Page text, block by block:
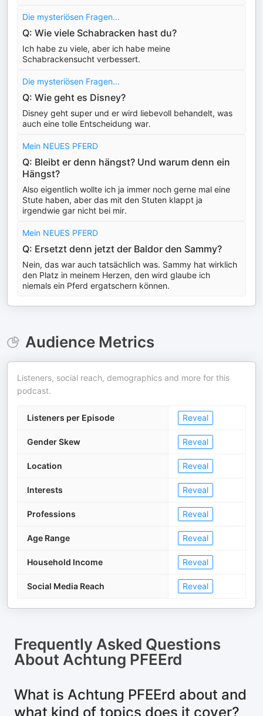
Die mysteriösen Fragen...
Q: Wie viele Schabracken hast du?
Ich habe zu viele, aber ich habe meine
Schabrackensucht verbessert.
Die mysteriösen Fragen...
Q: Wie geht es Disney?
Disney geht super und er wird liebevoll behandelt, was
auch eine tolle Entscheidung war.
Mein NEUES PFERD
Q: Bleibt er denn hängst? Und warum denn ein
Hängst?
Also eigentlich wollte ich ja immer noch gerne mal eine
Stute haben, aber das mit den Stuten klappt ja
irgendwie gar nicht bei mir.
Mein NEUES PFERD
Q: Ersetzt denn jetzt der Baldor den Sammy?
Nein, das war auch tatsächlich was. Sammy hat wirklich
den Platz in meinem Herzen, den wird glaube ich
niemals ein Pferd ergatschern können.
Audience Metrics
Listeners, social reach, demographics and more for this
podcast.
Listeners per Episode Reveal
Gender Skew Reveal
Location Reveal
Interests Reveal
Professions Reveal
Age Range Reveal
Household Income Reveal
Social Media Reach Reveal
Frequently Asked Questions
About Achtung PFEErd
What is Achtung PFEErd about and
what kind of topics does it cover?